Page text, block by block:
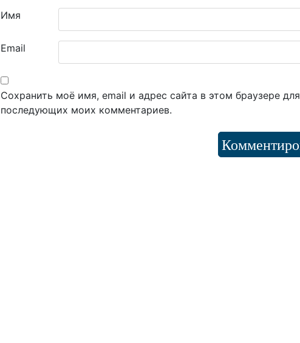
Имя
Email
Сохранить моё имя, email и адрес сайта в этом браузере для
последующих моих комментариев.